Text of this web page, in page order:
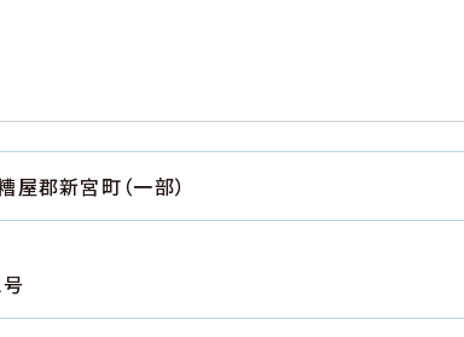
屋郡新宮町（一部）